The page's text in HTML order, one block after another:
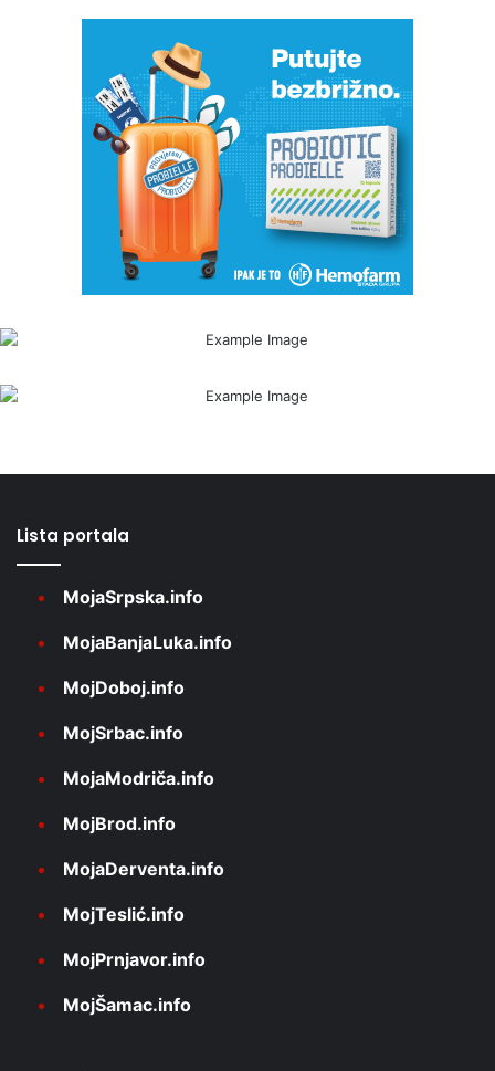
Lista portala
MojaSrpska.info
MojaBanjaLuka.info
MojDoboj.info
MojSrbac.info
MojaModriča.info
MojBrod.info
MojaDerventa.info
MojTeslić.info
MojPrnjavor.info
MojŠamac.info